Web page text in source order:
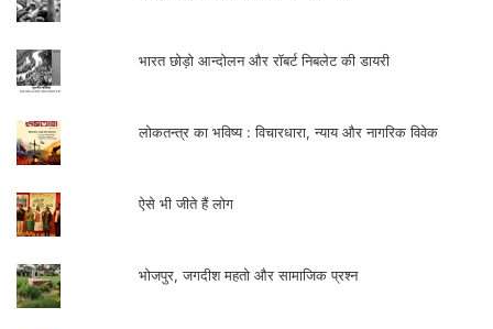
भारत छोड़ो आन्दोलन और रॉबर्ट निबलेट की डायरी
लोकतन्त्र का भविष्य : विचारधारा, न्याय और नागरिक विवेक
ऐसे भी जीते हैं लोग
भोजपुर, जगदीश महतो और सामाजिक प्रश्न